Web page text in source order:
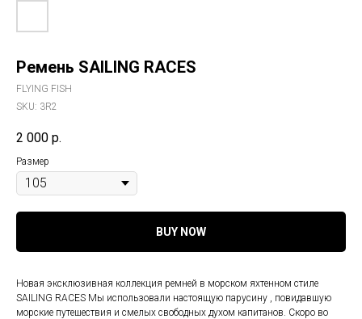
Ремень SAILING RACES
FLYING FISH
SKU: 3R2
2 000 р.
Размер
BUY NOW
Новая эксклюзивная коллекция ремней в морском яхтенном стиле
SAILING RACES Мы использовали настоящую парусину , повидавшую
морские путешествия и смелых свободных духом капитанов. Скоро во